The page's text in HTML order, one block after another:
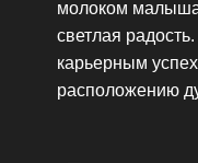
молоком малыша
светлая
карьерным
расположению